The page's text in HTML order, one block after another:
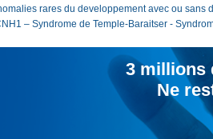
rares du developpement avec ou sans
– Syndrome de Temple-Baraitser -
3 millions
Ne